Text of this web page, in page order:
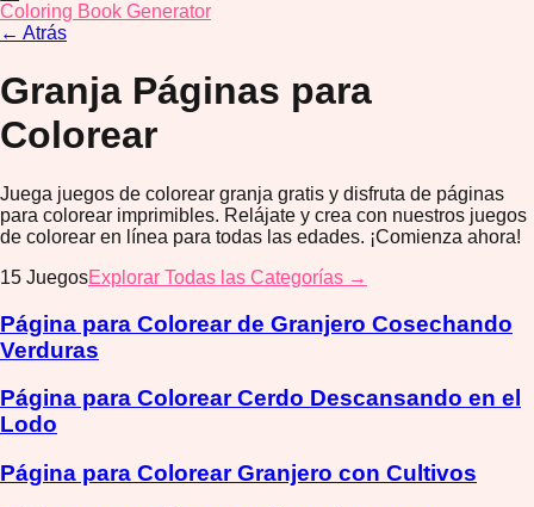
Coloring Book Generator
← Atrás
Granja Páginas para
Colorear
Juega juegos de colorear granja gratis y disfruta de páginas
para colorear imprimibles. Relájate y crea con nuestros juegos
de colorear en línea para todas las edades. ¡Comienza ahora!
15 JuegosExplorar Todas las Categorías →
Página para Colorear de Granjero Cosechando
Verduras
Página para Colorear Cerdo Descansando en el
Lodo
Página para Colorear Granjero con Cultivos